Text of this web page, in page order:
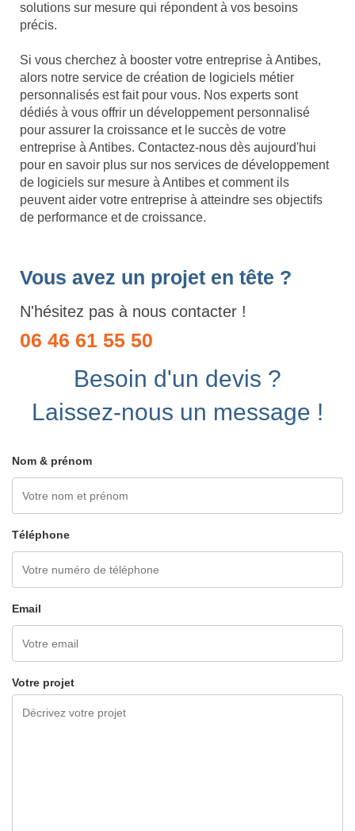
solutions sur mesure qui répondent à vos besoins
précis.
Si vous cherchez à booster votre entreprise à Antibes,
alors notre service de création de logiciels métier
personnalisés est fait pour vous. Nos experts sont
dédiés à vous offrir un développement personnalisé
pour assurer la croissance et le succès de votre
entreprise à Antibes. Contactez-nous dès aujourd'hui
pour en savoir plus sur nos services de développement
de logiciels sur mesure à Antibes et comment ils
peuvent aider votre entreprise à atteindre ses objectifs
de performance et de croissance.
Vous avez un projet en tête ?
N'hésitez pas à nous contacter !
06 46 61 55 50
Besoin d'un devis ?
Laissez-nous un message !
Nom & prénom
Téléphone
Email
Votre projet